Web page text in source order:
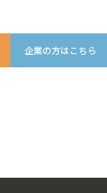
企業の方はこちら